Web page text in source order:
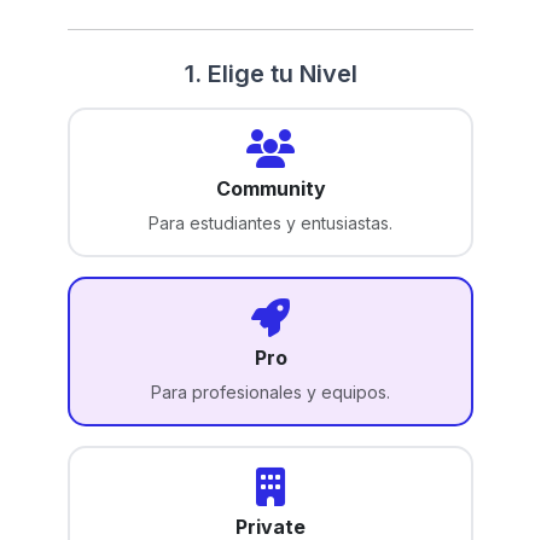
1. Elige tu Nivel
Community
Para estudiantes y entusiastas.
Pro
Para profesionales y equipos.
Private